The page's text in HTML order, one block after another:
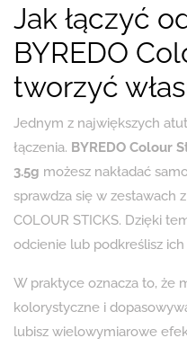
Jak łączyć
BYREDO
tworzyć
Jednym z największych
łączenia. BYREDO Colour
3.5g możesz nakładać
sprawdza się w zestawach
COLOUR STICKS. Dzięki
odcienie lub podkreślisz ich
W praktyce oznacza to, że
kolorystyczne i
lubisz wielowymiarowe